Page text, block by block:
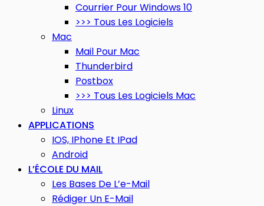
Courrier Pour Windows 10
>>> Tous Les Logiciels
Mac
Mail Pour Mac
Thunderbird
Postbox
>>> Tous Les Logiciels Mac
Linux
APPLICATIONS
IOS, IPhone Et IPad
Android
L’ÉCOLE DU MAIL
Les Bases De L’e-Mail
Rédiger Un E-Mail